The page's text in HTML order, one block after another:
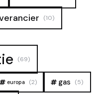
(10)
(69)
europa (2) gas (5)